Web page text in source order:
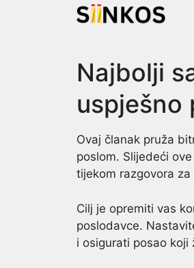
Najbolji
uspješno
Ovaj članak pruža
poslom. Slijedeći
tijekom razgovora za
Cilj je opremiti vas
poslodavce.
i osigurati posao koji